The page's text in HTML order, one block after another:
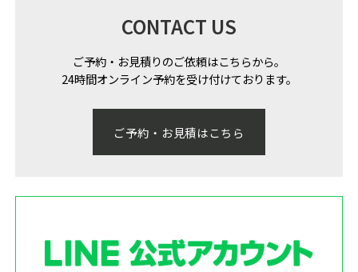
CONTACT US
ご予約・お見積りのご依頼はこちらから。
24時間オンライン予約を受け付けております。
ご予約・お見積はこちら